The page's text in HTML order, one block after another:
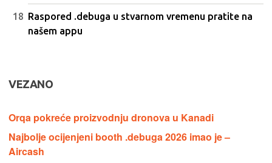
Raspored .debuga u stvarnom vremenu pratite na
našem appu
VEZANO
Orqa pokreće proizvodnju dronova u Kanadi
Najbolje ocijenjeni booth .debuga 2026 imao je –
Aircash